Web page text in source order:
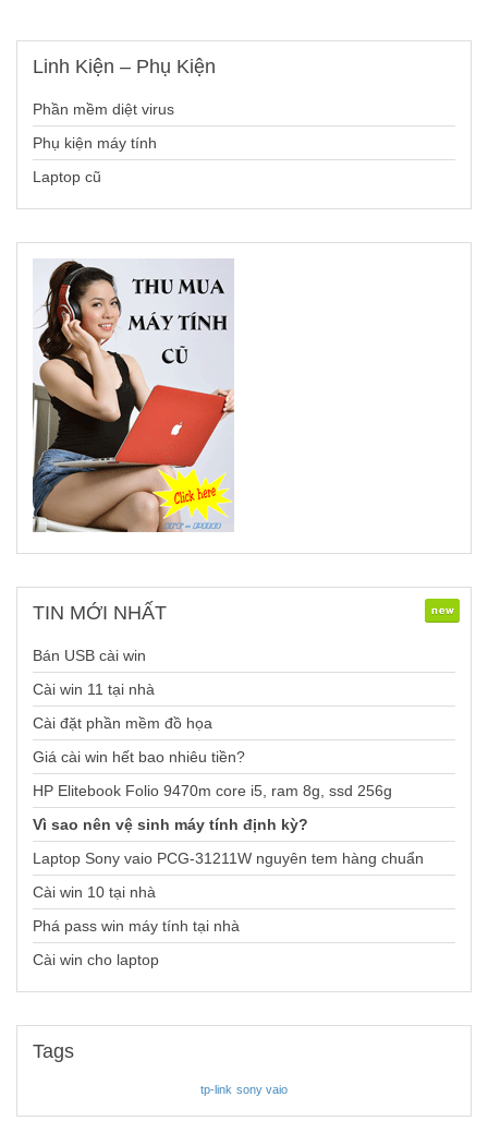
Linh Kiện – Phụ Kiện
Phần mềm diệt virus
Phụ kiện máy tính
Laptop cũ
TIN MỚI NHẤT
Bán USB cài win
Cài win 11 tại nhà
Cài đặt phần mềm đồ họa
Giá cài win hết bao nhiêu tiền?
HP Elitebook Folio 9470m core i5, ram 8g, ssd 256g
Vì sao nên vệ sinh máy tính định kỳ?
Laptop Sony vaio PCG-31211W nguyên tem hàng chuẩn
Cài win 10 tại nhà
Phá pass win máy tính tại nhà
Cài win cho laptop
Tags
tp-link sony vaio